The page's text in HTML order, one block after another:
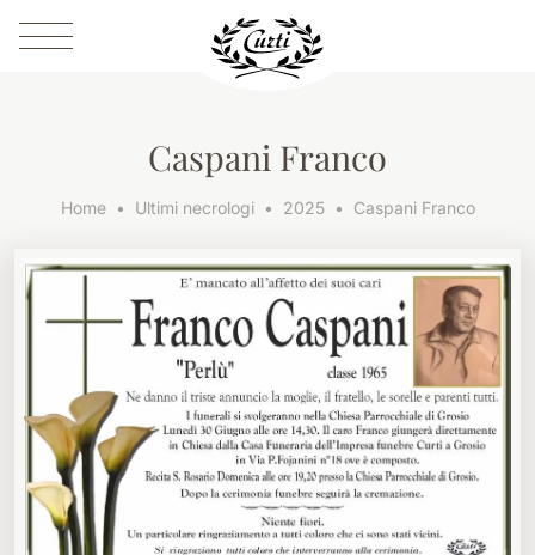
Caspani Franco
Home Ultimi necrologi 2025 Caspani Franco